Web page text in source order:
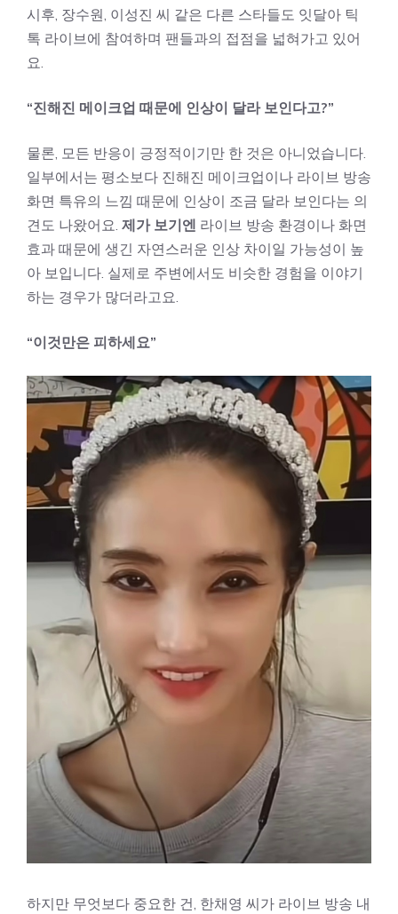
시후, 장수원, 이성진 씨 같은 다른 스타들도 잇달아 틱
톡 라이브에 참여하며 팬들과의 접점을 넓혀가고 있어
요.
“진해진 메이크업 때문에 인상이 달라 보인다고?”
물론, 모든 반응이 긍정적이기만 한 것은 아니었습니다.
일부에서는 평소보다 진해진 메이크업이나 라이브 방송
화면 특유의 느낌 때문에 인상이 조금 달라 보인다는 의
견도 나왔어요. 제가 보기엔 라이브 방송 환경이나 화면
효과 때문에 생긴 자연스러운 인상 차이일 가능성이 높
아 보입니다. 실제로 주변에서도 비슷한 경험을 이야기
하는 경우가 많더라고요.
“이것만은 피하세요”
하지만 무엇보다 중요한 건, 한채영 씨가 라이브 방송 내